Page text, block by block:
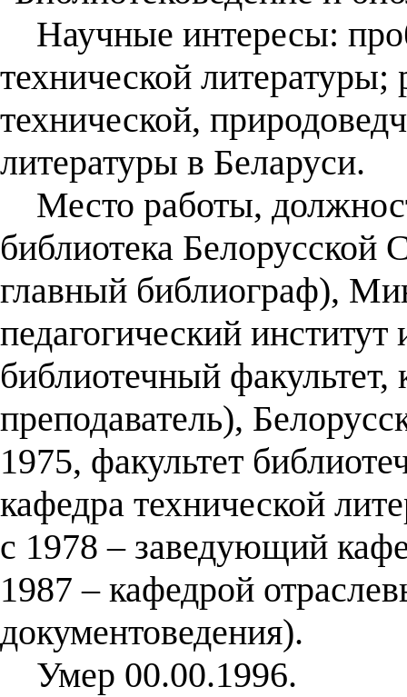
Научные интересы:
технической
технической,
литературы в Беларуси.
Место работы,
библиотека
главный библиограф),
педагогический
библиотечный
преподаватель),
1975, факультет
кафедра технической
с 1978 – заведующий
1987 – кафедрой
документоведения).
Умер 00.00.1996.